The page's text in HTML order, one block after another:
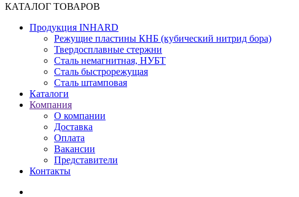
КАТАЛОГ ТОВАРОВ
Продукция INHARD
Режущие пластины КНБ (кубический нитрид бора)
Твердосплавные стержни
Сталь немагнитная, НУБТ
Сталь быстрорежущая
Сталь штамповая
Каталоги
Компания
О компании
Доставка
Оплата
Вакансии
Представители
Контакты